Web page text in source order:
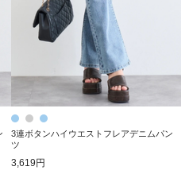
3連ボタンハイウエストフレアデニムパン
ツ
3,619円